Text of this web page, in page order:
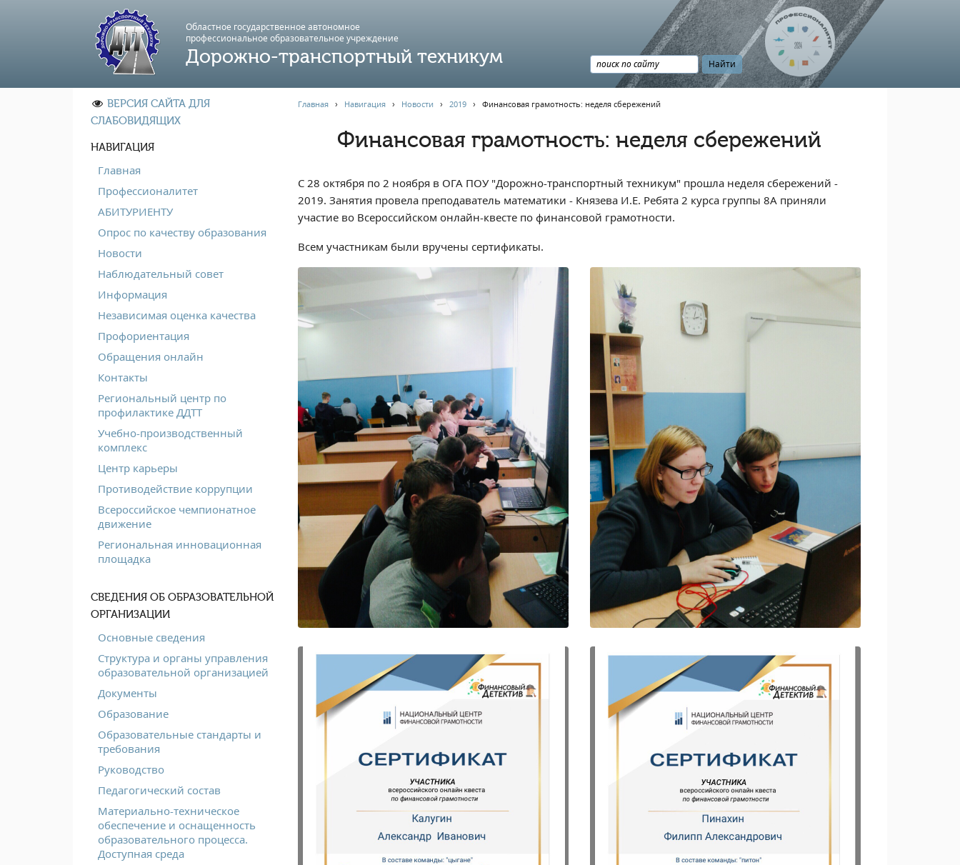
Областное государственное автономное
профессиональноe образовательное учреждение
Дорожно-транспортный техникум
ВЕРСИЯ САЙТА ДЛЯ
СЛАБОВИДЯЩИХ
НАВИГАЦИЯ
Главная
Профессионалитет
АБИТУРИЕНТУ
Опрос по качеству образования
Новости
Наблюдательный совет
Информация
Независимая оценка качества
Профориентация
Обращения онлайн
Контакты
Региональный центр по
профилактике ДДТТ
Учебно-производственный
комплекс
Центр карьеры
Противодействие коррупции
Всероссийское чемпионатное
движение
Региональная инновационная
площадка
СВЕДЕНИЯ ОБ ОБРАЗОВАТЕЛЬНОЙ
ОРГАНИЗАЦИИ
Основные сведения
Структура и органы управления
образовательной организацией
Документы
Образование
Образовательные стандарты и
требования
Руководство
Педагогический состав
Материально-техническое
обеспечение и оснащенность
образовательного процесса.
Доступная среда
Главная› Навигация› Новости › 2019› Финансовая грамотность: неделя сбережений
Финансовая грамотность: неделя сбережений
С 28 октября по 2 ноября в ОГА ПОУ "Дорожно-транспортный техникум" прошла неделя сбережений -
2019. Занятия провела преподаватель математики - Князева И.Е. Ребята 2 курса группы 8А приняли
участие во Всероссийском онлайн-квесте по финансовой грамотности.
Всем участникам были вручены сертификаты.